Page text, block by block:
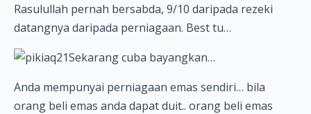
Rasulullah pernah bersabda, 9/10 daripada rezeki
datangnya daripada perniagaan. Best tu…
Sekarang cuba bayangkan…
Anda mempunyai perniagaan emas sendiri… bila
orang beli emas anda dapat duit.. orang beli emas